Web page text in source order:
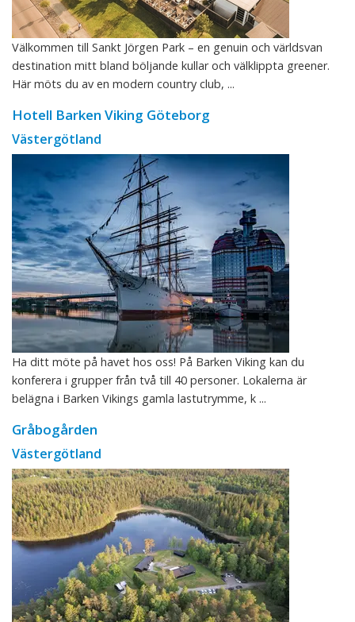
Välkommen till Sankt Jörgen Park – en genuin och världsvan
destination mitt bland böljande kullar och välklippta greener.
Här möts du av en modern country club, ...
Hotell Barken Viking Göteborg
Västergötland
Ha ditt möte på havet hos oss! På Barken Viking kan du
konferera i grupper från två till 40 personer. Lokalerna är
belägna i Barken Vikings gamla lastutrymme, k ...
Gråbogården
Västergötland